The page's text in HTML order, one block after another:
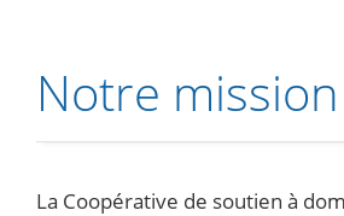
Notre mission
La Coopérative de soutien à